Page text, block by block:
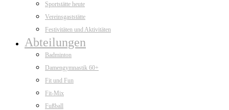
Sportstätte heute
Vereinsgaststätte
Festivitäten und Aktivitäten
Abteilungen
Badminton
Damengymnastik 60+
Fit und Fun
Fit-Mix
Fußball